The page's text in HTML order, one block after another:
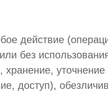
действие
без
доступ),